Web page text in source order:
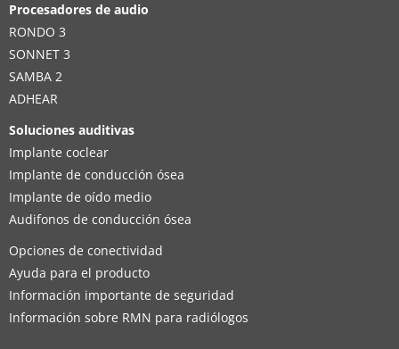
Procesadores de audio
RONDO 3
SONNET 3
SAMBA 2
ADHEAR
Soluciones auditivas
Implante coclear
Implante de conducción ósea
Implante de oído medio
Audifonos de conducción ósea
Opciones de conectividad
Ayuda para el producto
Información importante de seguridad
Información sobre RMN para radiólogos